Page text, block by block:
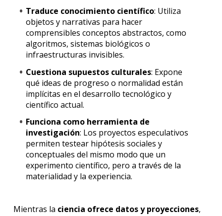
Traduce conocimiento científico: Utiliza
objetos y narrativas para hacer
comprensibles conceptos abstractos, como
algoritmos, sistemas biológicos o
infraestructuras invisibles.
Cuestiona supuestos culturales: Expone
qué ideas de progreso o normalidad están
implícitas en el desarrollo tecnológico y
científico actual.
Funciona como herramienta de
investigación: Los proyectos especulativos
permiten testear hipótesis sociales y
conceptuales del mismo modo que un
experimento científico, pero a través de la
materialidad y la experiencia.
Mientras la ciencia ofrece datos y proyecciones,